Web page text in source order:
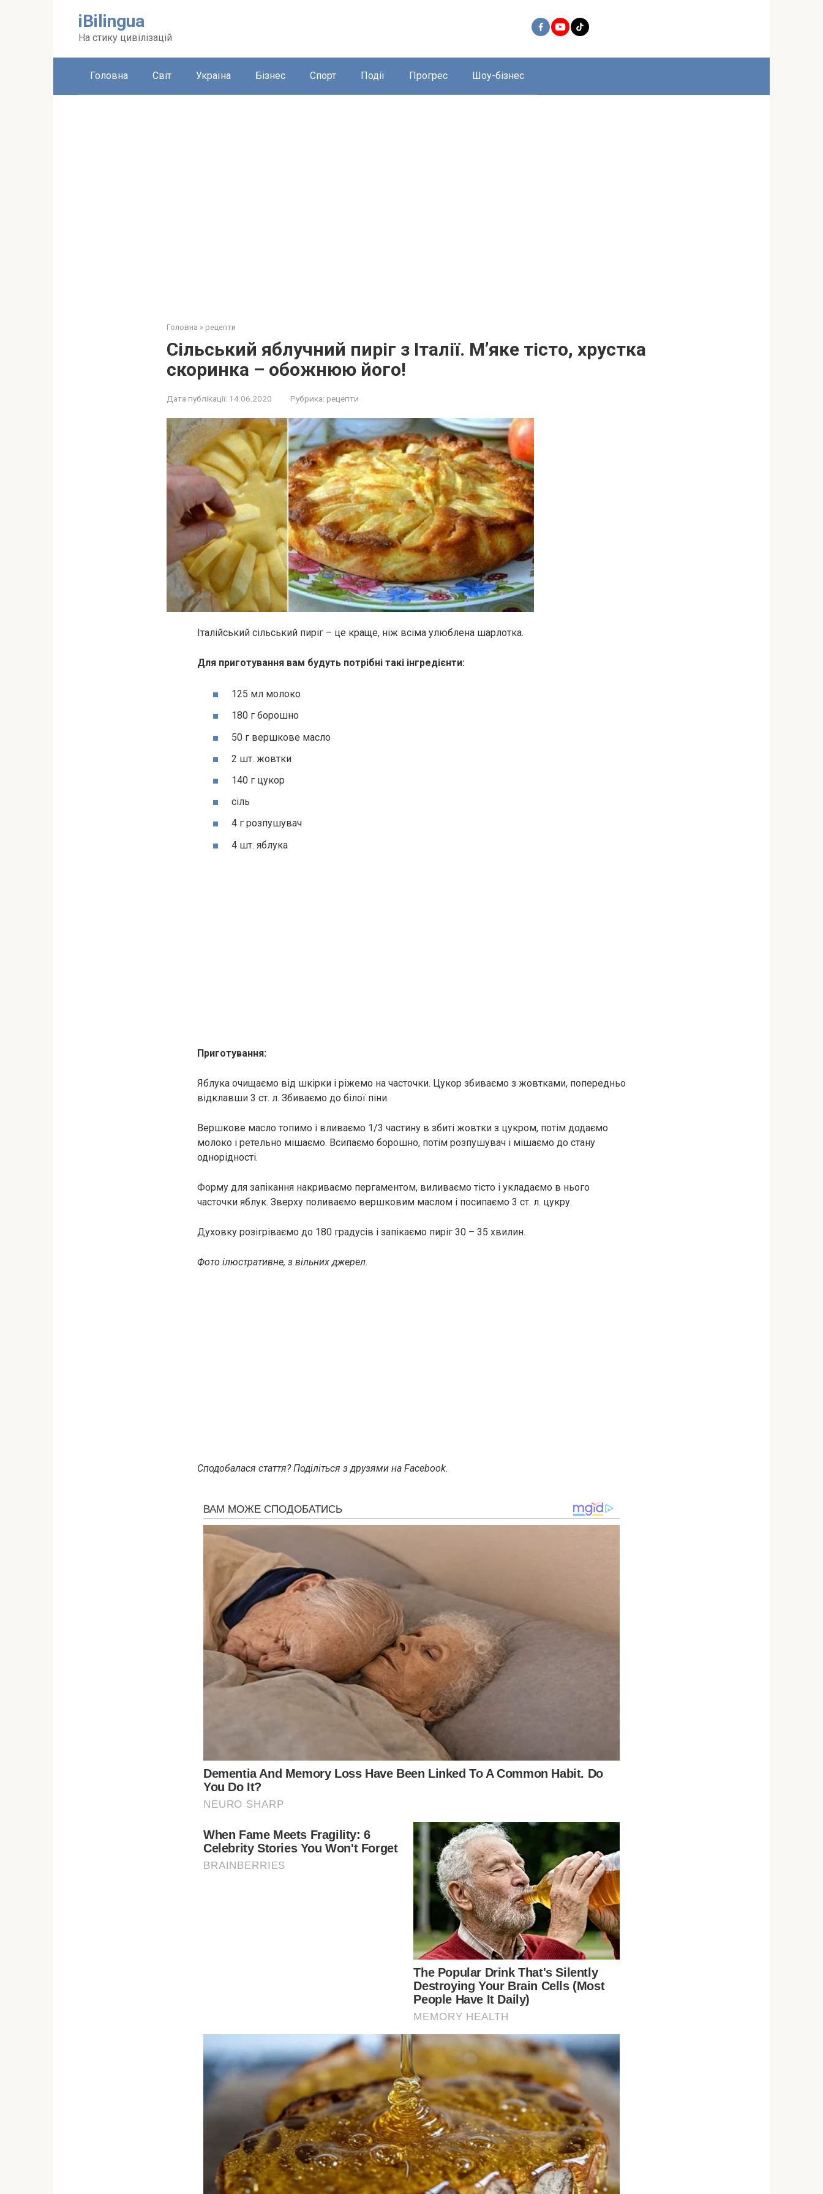
iBilingua
На стику цивілізацій
Головна Світ Україна Бізнес Спорт Події Прогрес Шоу-бізнес
Головна » рецепти
Сільський яблучний пиріг з Італії. М’яке тісто, хрустка
скоринка – обожнюю його!
Дата публікації: 14.06.2020 Рубрика: рецепти
Італійський сільський пиріг – це краще, ніж всіма улюблена шарлотка.
Для приготування вам будуть потрібні такі інгредієнти:
125 мл молоко
180 г борошно
50 г вершкове масло
2 шт. жовтки
140 г цукор
сіль
4 г розпушувач
4 шт. яблука
Приготування:
Яблука очищаємо від шкірки і ріжемо на часточки. Цукор збиваємо з жовтками, попередньо
відклавши 3 ст. л. Збиваємо до білої піни.
Вершкове масло топимо і вливаємо 1/3 частину в збиті жовтки з цукром, потім додаємо
молоко і ретельно мішаємо. Всипаємо борошно, потім розпушувач і мішаємо до стану
однорідності.
Форму для запікання накриваємо пергаментом, виливаємо тісто і укладаємо в нього
часточки яблук. Зверху поливаємо вершковим маслом і посипаємо 3 ст. л. цукру.
Духовку розігріваємо до 180 градусів і запікаємо пиріг 30 – 35 хвилин.
Фото ілюстративне, з вільних джерел.
Сподобалася стаття? Поділіться з друзями на Facebook.